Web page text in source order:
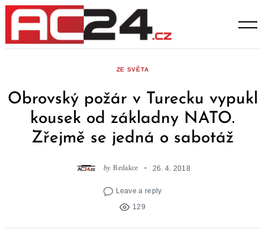
Skip
content
ZE SVĚTA
Obrovský požár v Turecku vypukl
kousek od základny NATO.
Zřejmě se jedná o sabotáž
by Redakce 26. 4. 2018
Leave a reply
129